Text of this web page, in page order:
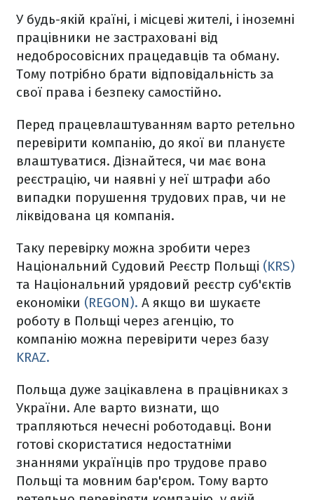
У будь-якій країні, і місцеві жителі, і іноземні
працівники не застраховані від
недобросовісних працедавців та обману.
Тому потрібно брати відповідальність за
свої права і безпеку самостійно.
Перед працевлаштуванням варто ретельно
перевірити компанію, до якої ви плануєте
влаштуватися. Дізнайтеся, чи має вона
реєстрацію, чи наявні у неї штрафи або
випадки порушення трудових прав, чи не
ліквідована ця компанія.
Таку перевірку можна зробити через
Національний Судовий Реєстр Польщі (KRS)
та Національний урядовий реєстр суб'єктів
економіки (REGON). А якщо ви шукаєте
роботу в Польщі через агенцію, то
компанію можна перевірити через базу
KRAZ.
Польща дуже зацікавлена в працівниках з
України. Але варто визнати, що
трапляються нечесні роботодавці. Вони
готові скористатися недостатніми
знаннями українців про трудове право
Польщі та мовним бар'єром. Тому варто